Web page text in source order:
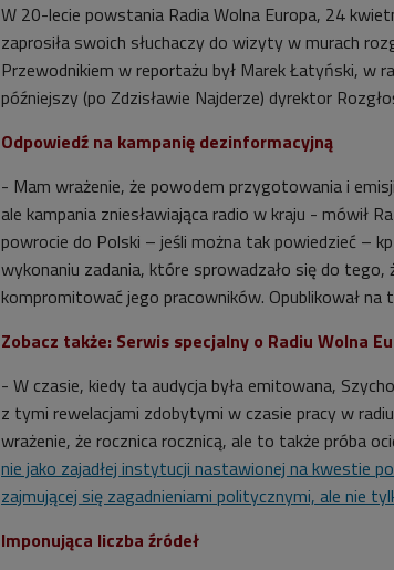
W 20-lecie powstania Radia Wolna Europa, 24
zaprosiła swoich słuchaczy do wizyty w murach
Przewodnikiem w reportażu był Marek Łatyński, w
późniejszy (po Zdzisławie Najderze) dyrektor
Odpowiedź na kampanię dezinformacyjną
- Mam wrażenie, że powodem przygotowania i
ale kampania zniesławiająca radio w kraju - mówił
powrocie do Polski – jeśli można tak powiedzieć –
wykonaniu zadania, które sprowadzało się do
kompromitować jego pracowników. Opublikował na
Zobacz także: Serwis specjalny o Radiu Wolna
- W czasie, kiedy ta audycja była emitowana,
z tymi rewelacjami zdobytymi w czasie pracy w
wrażenie, że rocznica rocznicą, ale to także próba
nie jako zajadłej instytucji nastawionej na kwestie
zajmującej się zagadnieniami politycznymi, ale nie
Imponująca liczba źródeł